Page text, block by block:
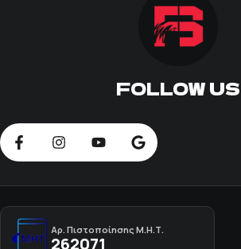
ΒΑΘΜΟΛΟΓΙΕΣ
FOLLOW US
FOLLOW US
Αρ. Πιστοποίησης Μ.Η.Τ.
262071